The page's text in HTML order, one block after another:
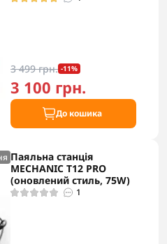
3 499 грн. -11%
3 100 грн.
До кошика
Паяльна станція
MECHANIC T12 PRO
(оновлений стиль, 75W)
1